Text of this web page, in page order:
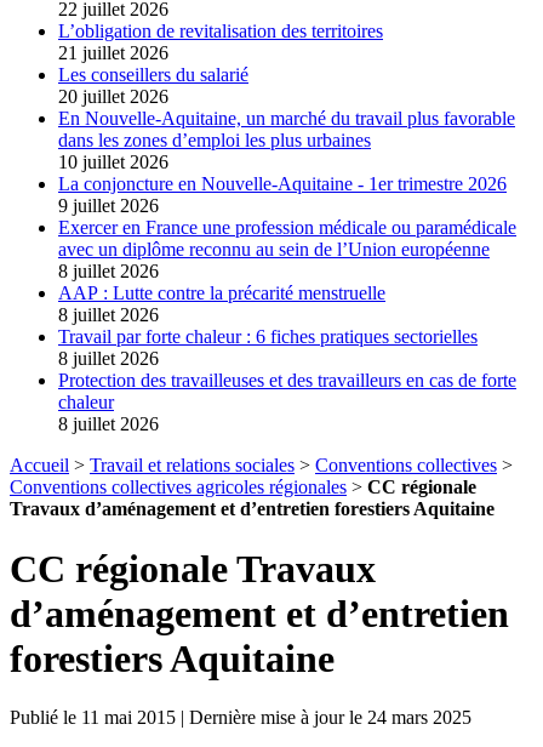
22 juillet 2026
L’obligation de revitalisation des territoires
21 juillet 2026
Les conseillers du salarié
20 juillet 2026
En Nouvelle-Aquitaine, un marché du travail plus favorable
dans les zones d’emploi les plus urbaines
10 juillet 2026
La conjoncture en Nouvelle-Aquitaine - 1er trimestre 2026
9 juillet 2026
Exercer en France une profession médicale ou paramédicale
avec un diplôme reconnu au sein de l’Union européenne
8 juillet 2026
AAP : Lutte contre la précarité menstruelle
8 juillet 2026
Travail par forte chaleur : 6 fiches pratiques sectorielles
8 juillet 2026
Protection des travailleuses et des travailleurs en cas de forte
chaleur
8 juillet 2026
Accueil > Travail et relations sociales > Conventions collectives >
Conventions collectives agricoles régionales > CC régionale
Travaux d’aménagement et d’entretien forestiers Aquitaine
CC régionale Travaux
d’aménagement et d’entretien
forestiers Aquitaine
Publié le 11 mai 2015 | Dernière mise à jour le 24 mars 2025